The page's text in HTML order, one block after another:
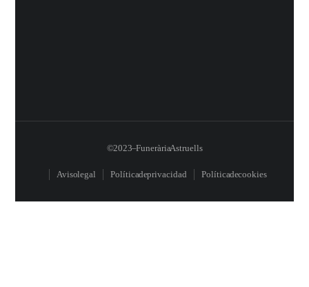
© 2023 – Funerària Astruells
Aviso legal Política de privacidad Política de cookies